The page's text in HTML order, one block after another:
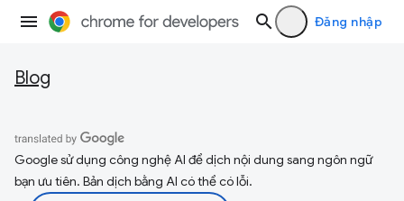
Đăng nhập
Blog
Google sử dụng công nghệ AI để dịch nội dung sang ngôn ngữ
bạn ưu tiên. Bản dịch bằng AI có thể có lỗi.